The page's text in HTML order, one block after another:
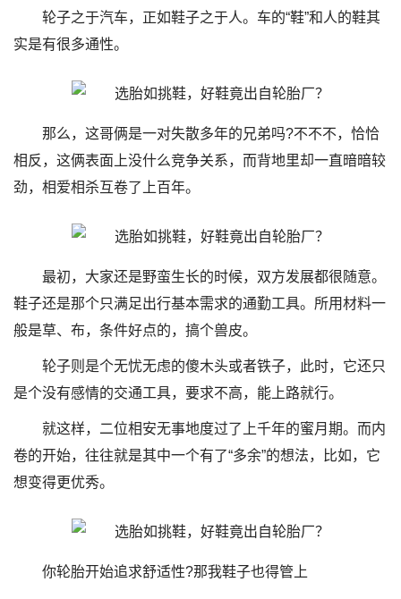
轮子之于汽车，正如鞋子之于人。车的“鞋”和人的鞋其
实是有很多通性。
那么，这哥俩是一对失散多年的兄弟吗?不不不，恰恰
相反，这俩表面上没什么竞争关系，而背地里却一直暗暗较
劲，相爱相杀互卷了上百年。
最初，大家还是野蛮生长的时候，双方发展都很随意。
鞋子还是那个只满足出行基本需求的通勤工具。所用材料一
般是草、布，条件好点的，搞个兽皮。
轮子则是个无忧无虑的傻木头或者铁子，此时，它还只
是个没有感情的交通工具，要求不高，能上路就行。
就这样，二位相安无事地度过了上千年的蜜月期。而内
卷的开始，往往就是其中一个有了“多余”的想法，比如，它
想变得更优秀。
你轮胎开始追求舒适性?那我鞋子也得管上